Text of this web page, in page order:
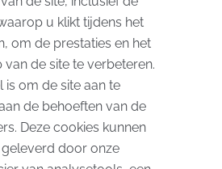
u klikt tijdens het
om de prestaties en het
van de site te verbeteren.
is om de site aan te
de behoeften van de
Deze cookies kunnen
door onze